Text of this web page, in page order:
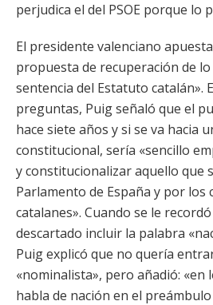
perjudica el del PSOE porque lo
El presidente valenciano
propuesta de recuperación de
sentencia del Estatuto catalán».
preguntas, Puig señaló que el
hace siete años y si se va hacia
constitucional, sería «sencillo
y constitucionalizar aquello que
Parlamento de España y por los
catalanes». Cuando se le
descartado incluir la palabra
Puig explicó que no quería
«nominalista», pero añadió: «en
habla de nación en el